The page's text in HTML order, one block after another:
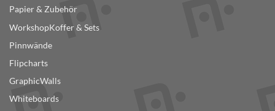
der
gewählt
werden
Papier & Zubehör
WorkshopKoffer & Sets
Pinnwände
Flipcharts
GraphicWalls
Whiteboards